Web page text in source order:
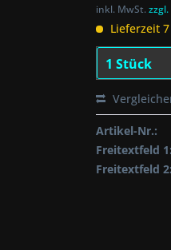
inkl. MwSt.
Lieferzeit
Artikel-Nr.:
Freitextfeld 1:
Freitextfeld 2: